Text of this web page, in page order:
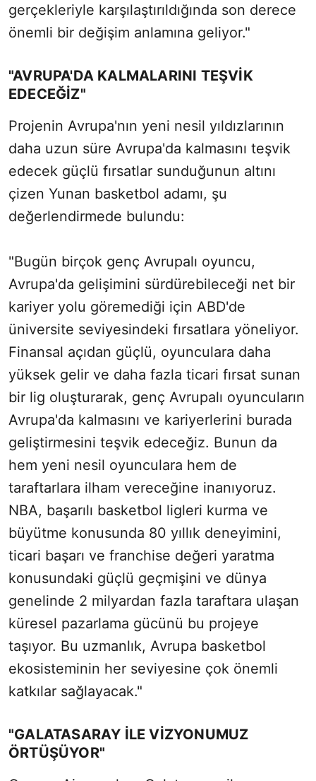
gerçekleriyle karşılaştırıldığında son derece
önemli bir değişim anlamına geliyor."
"AVRUPA'DA KALMALARINI TEŞVİK
EDECEĞİZ"
Projenin Avrupa'nın yeni nesil yıldızlarının
daha uzun süre Avrupa'da kalmasını teşvik
edecek güçlü fırsatlar sunduğunun altını
çizen Yunan basketbol adamı, şu
değerlendirmede bulundu:
"Bugün birçok genç Avrupalı oyuncu,
Avrupa'da gelişimini sürdürebileceği net bir
kariyer yolu göremediği için ABD'de
üniversite seviyesindeki fırsatlara yöneliyor.
Finansal açıdan güçlü, oyunculara daha
yüksek gelir ve daha fazla ticari fırsat sunan
bir lig oluşturarak, genç Avrupalı oyuncuların
Avrupa'da kalmasını ve kariyerlerini burada
geliştirmesini teşvik edeceğiz. Bunun da
hem yeni nesil oyunculara hem de
taraftarlara ilham vereceğine inanıyoruz.
NBA, başarılı basketbol ligleri kurma ve
büyütme konusunda 80 yıllık deneyimini,
ticari başarı ve franchise değeri yaratma
konusundaki güçlü geçmişini ve dünya
genelinde 2 milyardan fazla taraftara ulaşan
küresel pazarlama gücünü bu projeye
taşıyor. Bu uzmanlık, Avrupa basketbol
ekosisteminin her seviyesine çok önemli
katkılar sağlayacak."
"GALATASARAY İLE VİZYONUMUZ
ÖRTÜŞÜYOR"